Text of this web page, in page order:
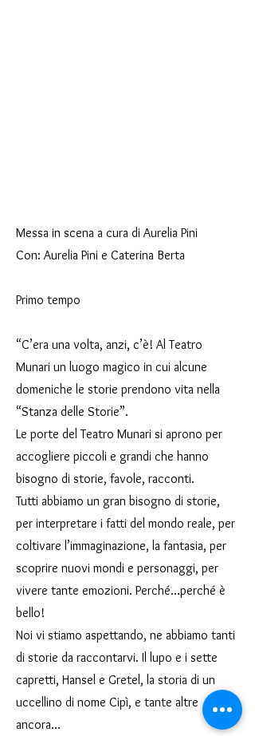
Messa in scena a cura di Aurelia Pini
Con: Aurelia Pini e Caterina Berta
Primo tempo
“C’era una volta, anzi, c’è! Al Teatro
Munari un luogo magico in cui alcune
domeniche le storie prendono vita nella
“Stanza delle Storie”.
Le porte del Teatro Munari si aprono per
accogliere piccoli e grandi che hanno
bisogno di storie, favole, racconti.
Tutti abbiamo un gran bisogno di storie,
per interpretare i fatti del mondo reale, per
coltivare l’immaginazione, la fantasia, per
scoprire nuovi mondi e personaggi, per
vivere tante emozioni. Perché…perché è
bello!
Noi vi stiamo aspettando, ne abbiamo tanti
di storie da raccontarvi. Il lupo e i sette
capretti, Hansel e Gretel, la storia di un
uccellino di nome Cipì, e tante altre
ancora…